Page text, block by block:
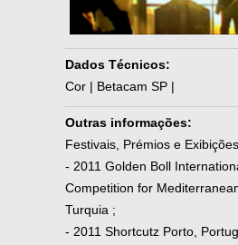
Dados Técnicos:
Cor | Betacam SP |
Outras informações:
Festivais, Prémios e
- 2011 Golden Boll
Competition for
Turquia ;
- 2011 Shortcutz Porto,